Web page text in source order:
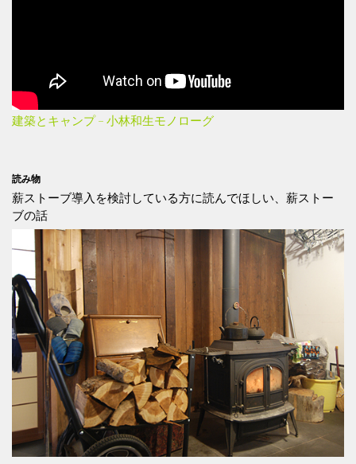
建築とキャンプ – 小林和生モノローグ
読み物
薪ストーブ導入を検討している方に読んでほしい、薪ストー
ブの話